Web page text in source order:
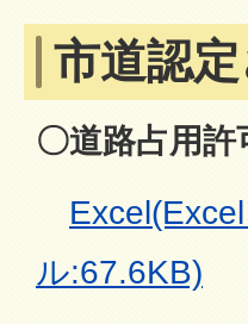
市道認
〇道路占用許
ル:67.6KB)